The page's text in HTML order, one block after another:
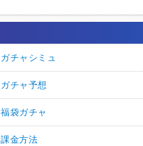
ガチャシミュ
ガチャ予想
福袋ガチャ
課金方法